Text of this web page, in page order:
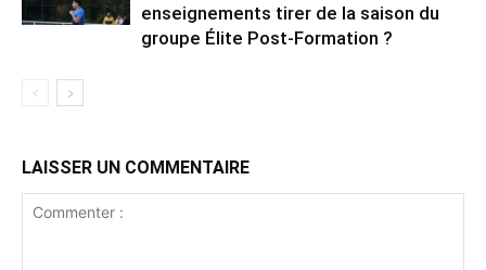
enseignements tirer de la saison du
groupe Élite Post-Formation ?
LAISSER UN COMMENTAIRE